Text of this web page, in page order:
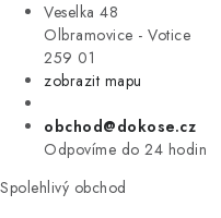
Veselka 48
Olbramovice - Votice
259 01
zobrazit mapu
obchod@dokose.cz
Odpovíme do 24 hodin
Spolehlivý obchod
VÝPRODEJ
ZNAČKY
Úvod Kontakt Blog
Moje objednávka